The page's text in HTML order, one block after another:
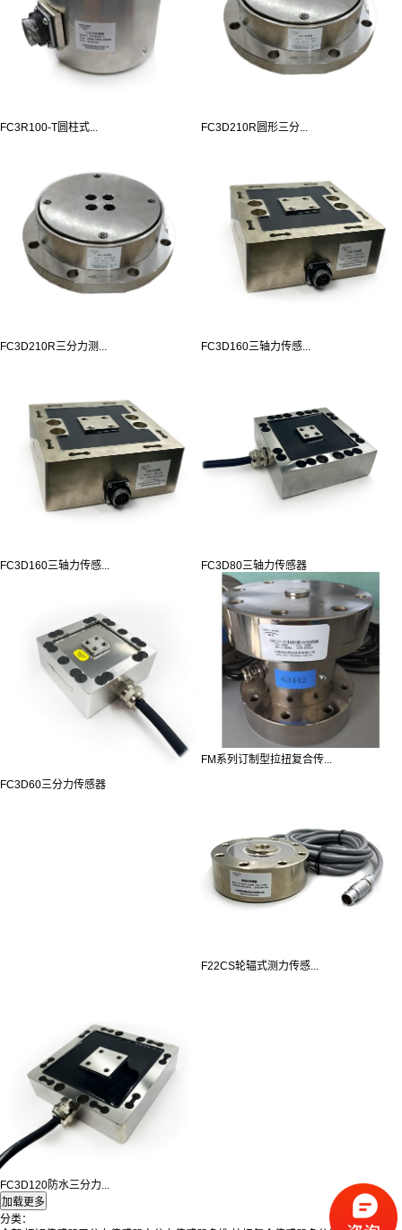
FC3R100-T圆柱式... FC3D210R圆形三分...
FC3D210R三分力测... FC3D160三轴力传感...
FC3D160三轴力传感... FC3D80三轴力传感器
FC3D60三分力传感器
FM系列订制型拉扭复合传...
F22CS轮辐式测力传感...
FC3D120防水三分力...
分类：